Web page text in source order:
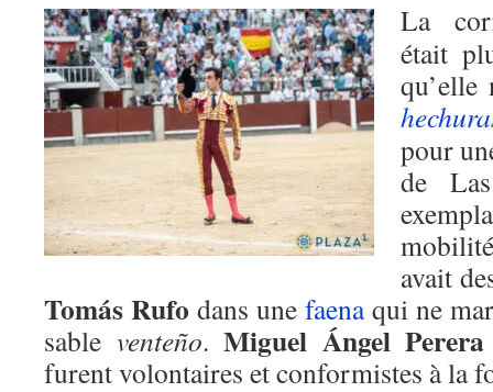
La
était
pour
de
avait
Tomás Rufo dans une faenaqui ne
sable venteño.Miguel Ángel Perera
furent volontaires et conformistes à la